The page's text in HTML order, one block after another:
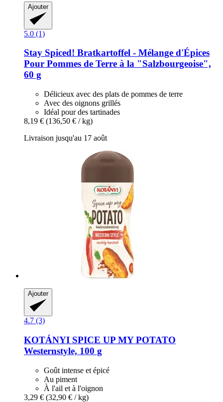
Ajouter
5.0 (1)
Stay Spiced! Bratkartoffel -​ Mélange d'Épices
Pour Pommes de Terre à la "Salzbourgeoise",
60 g
Délicieux avec des plats de pommes de terre
Avec des oignons grillés
Idéal pour des tartinades
8,19 € (136,50 € / kg)
Livraison jusqu'au 17 août
Ajouter
4.7 (3)
KOTÁNYI SPICE UP MY POTATO
Westernstyle, 100 g
Goût intense et épicé
Au piment
À l'ail et à l'oignon
3,29 € (32,90 € / kg)